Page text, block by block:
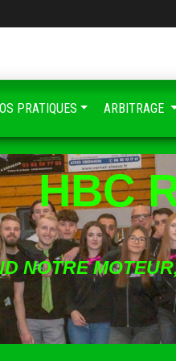
HBC
NOTRE
PRATIQUES ARBITRAGE